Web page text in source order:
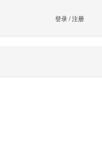
登录/注册